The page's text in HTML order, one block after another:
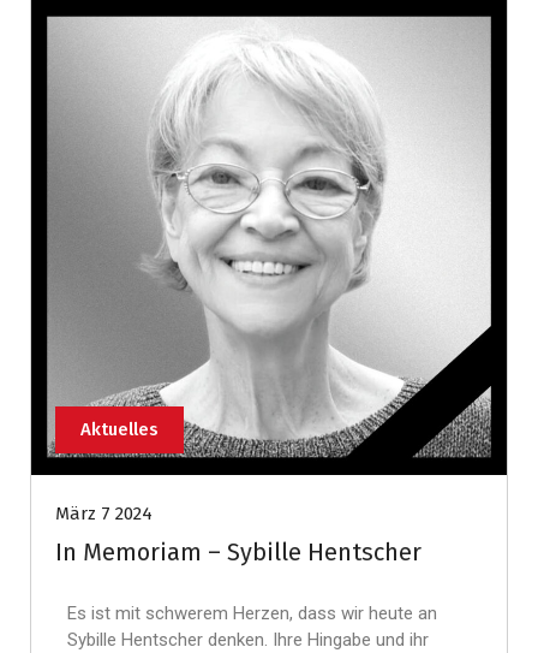
Aktuelles
März 7 2024
In Memoriam – Sybille Hentscher
Es ist mit schwerem Herzen, dass wir heute an
Sybille Hentscher denken. Ihre Hingabe und ihr